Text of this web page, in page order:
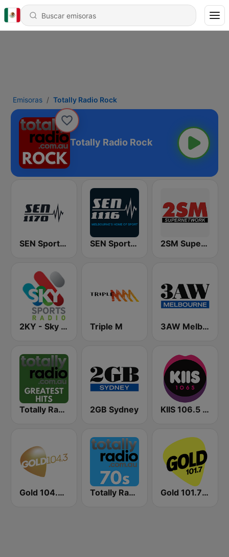
Emisoras Totally Radio Rock
Totally Radio Rock
SEN Sports 1170 Sydney SEN Sports 1116 AM 2SM Super Radio
2KY - Sky Sports Radio Triple M 3AW Melbourne
Totally Radio Greatest Hits 2GB Sydney KIIS 106.5 FM
Gold 104.3 FM Totally Radio 70s Gold 101.7 FM